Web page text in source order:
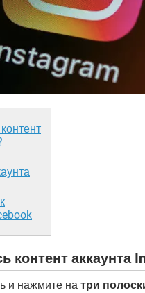
контент аккаунта
и нажмите на три